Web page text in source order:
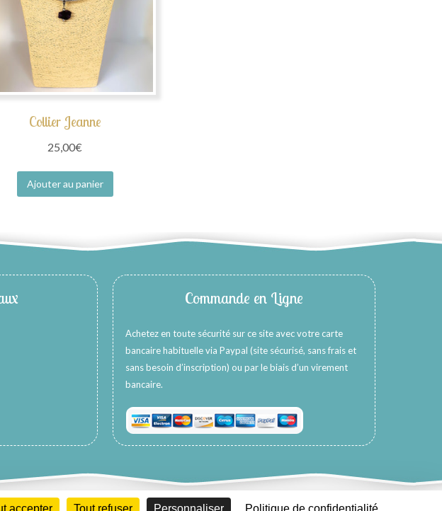
Collier Jeanne
25,00€
Ajouter au panier
Commande en Ligne
Achetez en toute sécurité sur ce site avec votre carte
bancaire habituelle via Paypal (site sécurisé, sans frais et
sans besoin d’inscription) ou par le biais d’un virement
bancaire.
Création WebCom.Me
accepter Tout refuser Personnaliser Politique de confidentialité